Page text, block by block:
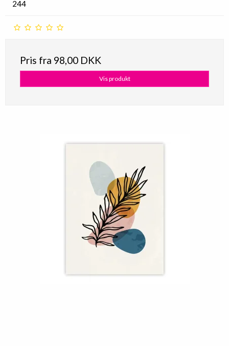
244
Pris fra 98,00 DKK
Vis produkt